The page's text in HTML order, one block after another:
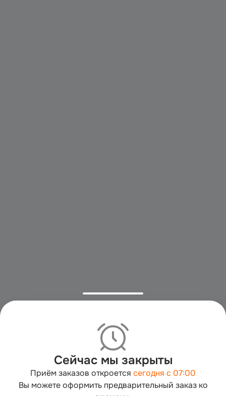
Сейчас мы закрыты
Приём заказов откроется сегодня с 07:00
Вы можете оформить предварительный заказ ко